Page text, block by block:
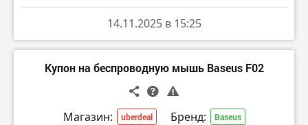
14.11.2025 в 15:25
Купон на беспроводную мышь Baseus F02
Магазин: uberdeal Бренд: Baseus